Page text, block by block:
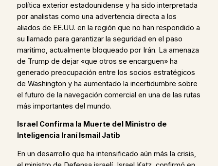
política exterior estadounidense y ha sido interpretada
por analistas como una advertencia directa a los
aliados de EE.UU. en la región que no han respondido a
su llamado para garantizar la seguridad en el paso
marítimo, actualmente bloqueado por Irán. La amenaza
de Trump de dejar «que otros se encarguen» ha
generado preocupación entre los socios estratégicos
de Washington y ha aumentado la incertidumbre sobre
el futuro de la navegación comercial en una de las rutas
más importantes del mundo.
Israel Confirma la Muerte del Ministro de
Inteligencia Iraní Ismail Jatib
En un desarrollo que ha intensificado aún más la crisis,